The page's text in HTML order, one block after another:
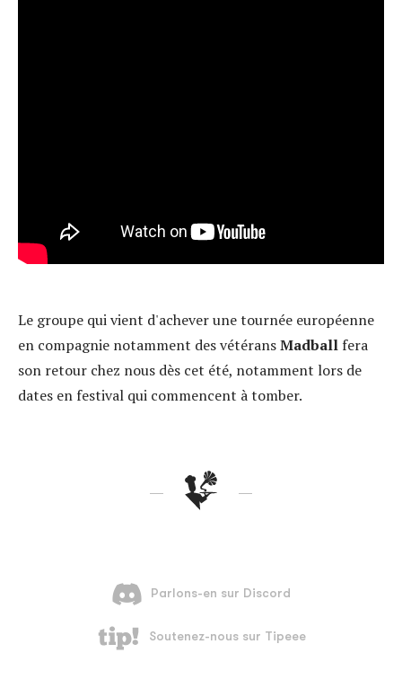
Le groupe qui vient d'achever une tournée européenne
en compagnie notamment des vétéransMadball fera
son retour chez nous dès cet été, notamment lors de
dates en festival qui commencent à tomber.